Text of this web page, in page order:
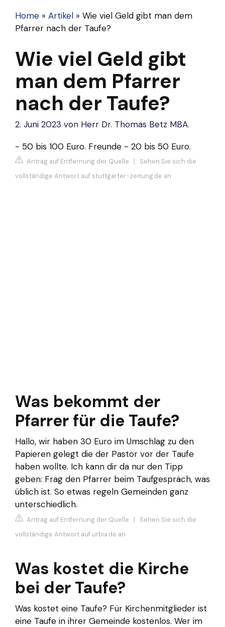
Home » Artikel » Wie viel Geld gibt man dem
Pfarrer nach der Taufe?
Wie viel Geld gibt
man dem Pfarrer
nach der Taufe?
2. Juni 2023 von Herr Dr. Thomas Betz MBA.
- 50 bis 100 Euro. Freunde - 20 bis 50 Euro.
Antrag auf Entfernung der Quelle | Sehen Sie sich die
vollständige Antwort auf stuttgarter-zeitung.de an
Was bekommt der
Pfarrer für die Taufe?
Hallo, wir haben 30 Euro im Umschlag zu den
Papieren gelegt die der Pastor vor der Taufe
haben wollte. Ich kann dir da nur den Tipp
geben: Frag den Pfarrer beim Taufgespräch, was
üblich ist. So etwas regeln Gemeinden ganz
unterschiedlich.
Antrag auf Entfernung der Quelle | Sehen Sie sich die
vollständige Antwort auf urbia.de an
Was kostet die Kirche
bei der Taufe?
Was kostet eine Taufe? Für Kirchenmitglieder ist
eine Taufe in ihrer Gemeinde kostenlos. Wer im